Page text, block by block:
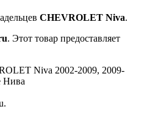
CHEVROLET Niva.
. Этот товар предоставляет
Niva 2002-2009, 2009-
Нива